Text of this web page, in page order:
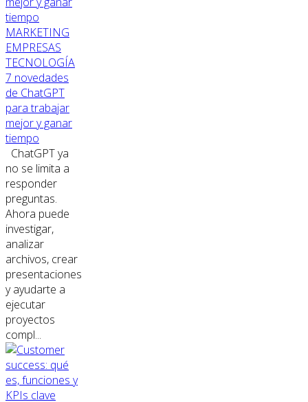
MARKETING
EMPRESAS
TECNOLOGÍA
7 novedades
de ChatGPT
para trabajar
mejor y ganar
tiempo
ChatGPT ya
no se limita a
responder
preguntas.
Ahora puede
investigar,
analizar
archivos, crear
presentaciones
y ayudarte a
ejecutar
proyectos
compl...